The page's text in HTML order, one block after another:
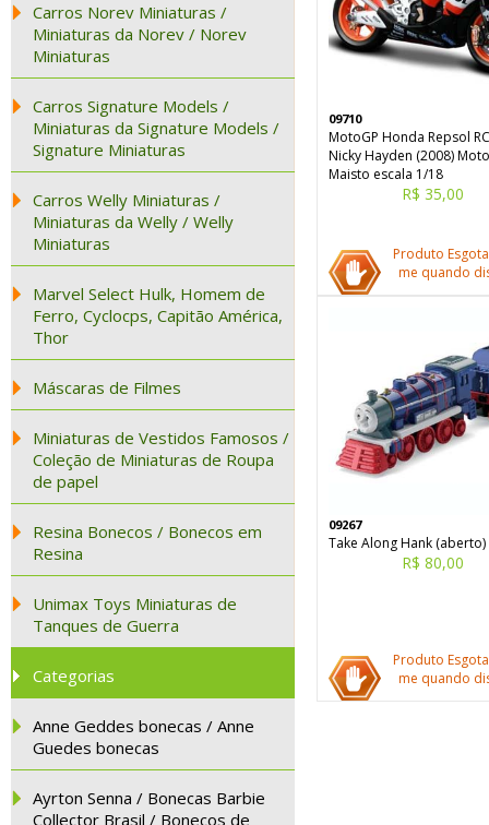
Carros Norev Miniaturas /
Miniaturas da Norev / Norev
Miniaturas
Carros Signature Models /
Miniaturas da Signature Models /
Signature Miniaturas
Carros Welly Miniaturas /
Miniaturas da Welly / Welly
Miniaturas
Marvel Select Hulk, Homem de
Ferro, Cyclocps, Capitão América,
Thor
Máscaras de Filmes
Miniaturas de Vestidos Famosos /
Coleção de Miniaturas de Roupa
de papel
Resina Bonecos / Bonecos em
Resina
Unimax Toys Miniaturas de
Tanques de Guerra
Categorias
Anne Geddes bonecas / Anne
Guedes bonecas
Ayrton Senna / Bonecas Barbie
Collector Brasil / Bonecos de
09710
MotoGP Honda Repsol
Nicky Hayden (2008)
Maisto escala 1/18
R$ 35,00
Produto
me quando
09267
Take Along Hank (aberto)
R$ 80,00
Produto
me quando